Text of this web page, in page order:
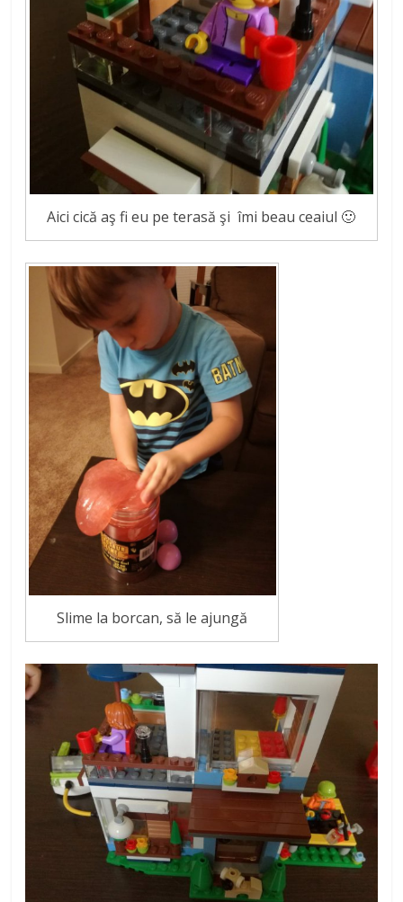
Aici cică aş fi eu pe terasă şi îmi beau ceaiul 🙂
Slime la borcan, să le ajungă